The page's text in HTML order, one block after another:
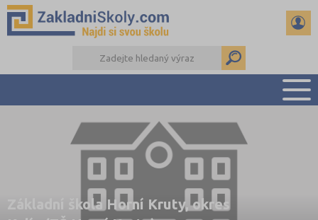
PŘEHLED ŠKOL
PŘIJÍMAČKY NA SŠ
RADY A ČLÁNKY
ČTENÁŘSKÝ DENÍK
DALŠÍ DRUHY ŠKOL
Základní škola Horní Kruty, okres